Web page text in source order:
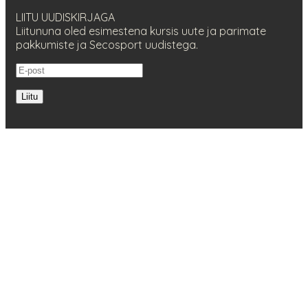
LIITU UUDISKIRJAGA
Liitununa oled esimestena kursis uute ja parimate
pakkumiste ja Secosport uudistega.
Liitu